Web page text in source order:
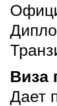
Виза
Дает